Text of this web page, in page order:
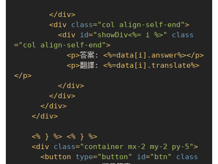
</div>
<div class="col align-self-end">
<div id="showDiv<%= i %>"
class
="col align-self-end">
<p>答案: <%=data[i].answer%></p>
<p>翻譯: <%=data[i].translate%>
</p>
</div>
</div>
</div>
</div>
<% } %> <% } %>
<div class="container mx-2 my-2 py-5">
<button type="button" id="btn"
class